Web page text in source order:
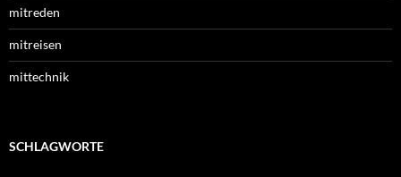
mitreden
mitreisen
mittechnik
SCHLAGWORTE